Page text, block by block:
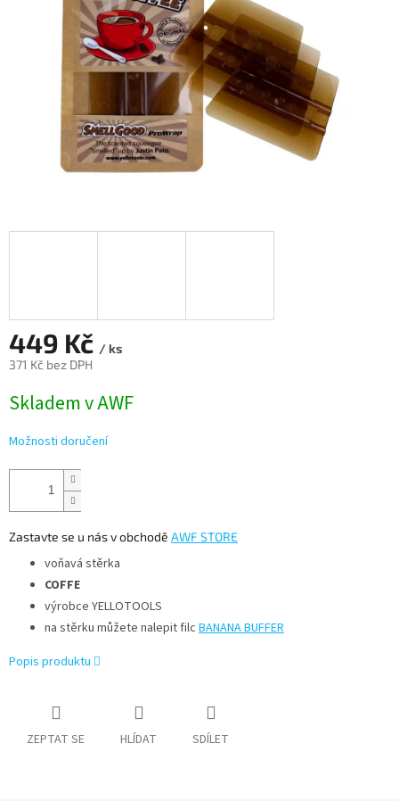
449 Kč / ks
371 Kč bez DPH
cena:
Skladem v AWF
Možnosti doručení
Zastavte se u nás v obchodě AWF STORE
voňavá stěrka
COFFE
výrobce YELLOTOOLS
na stěrku můžete nalepit filc BANANA BUFFER
Popis produktu
ZEPTAT SE HLÍDAT SDÍLET